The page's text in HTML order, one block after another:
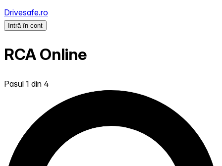
Drivesafe.ro
Intră în cont
RCA Online
Pasul 1 din 4